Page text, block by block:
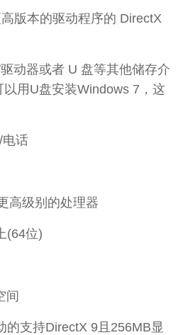
版本的驱动程序的 DirectX
动器或者 U 盘等其他储存介
用U盘安装Windows 7，这
电话
高级别的处理器
(64位)
间
的支持DirectX 9且256MB显